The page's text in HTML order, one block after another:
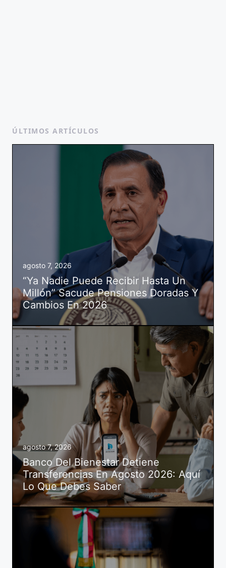
ÚLTIMOS ARTÍCULOS
agosto 7, 2026
“Ya Nadie Puede Recibir Hasta Un
Millón” Sacude Pensiones Doradas Y
Cambios En 2026
agosto 7, 2026
Banco Del Bienestar Detiene
Transferencias En Agosto 2026: Aquí
Lo Que Debes Saber